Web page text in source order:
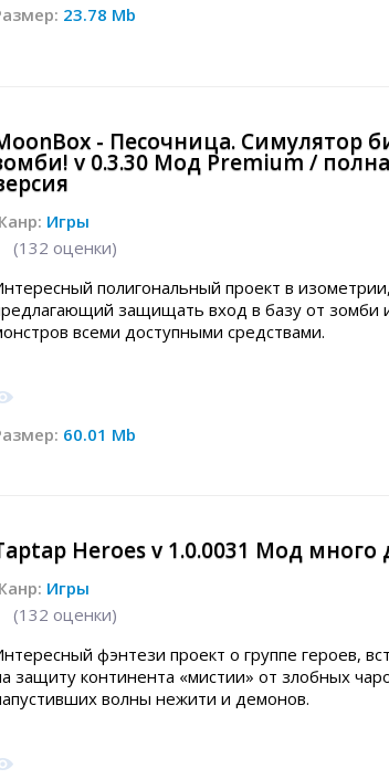
23.78 Mb
- Песочница. Симулятор
v 0.3.30 Мод Premium /
Игры
(132 оценки)
полигональный проект в изометрии,
защищать вход в базу от зомби
всеми доступными средствами.
60.01 Mb
Heroes v 1.0.0031 Мод много
Игры
(132 оценки)
фэнтези проект о группе героев,
защиту континента «мистии» от злобных
волны нежити и демонов.